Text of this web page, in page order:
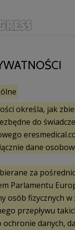
określa, jak
do
dane
za
Parlamentu
osób fizycznych
przepływu
danych,